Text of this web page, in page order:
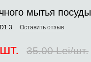
мытья
Оставить отзыв
35.00 Lei/шт.